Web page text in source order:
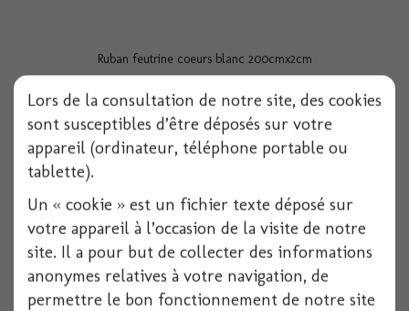
Ruban feutrine coeurs blanc 200cmx2cm
Voir
Lors de la consultation de notre site, des cookies
sont susceptibles d’être déposés sur votre
appareil (ordinateur, téléphone portable ou
tablette).
Un « cookie » est un fichier texte déposé sur
votre appareil à l’occasion de la visite de notre
site. Il a pour but de collecter des informations
anonymes relatives à votre navigation, de
permettre le bon fonctionnement de notre site